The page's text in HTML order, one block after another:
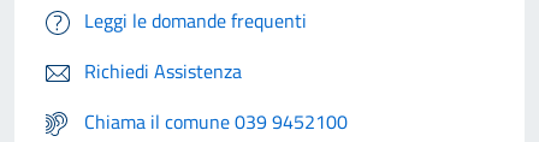
Leggi le domande frequenti
Richiedi Assistenza
Chiama il comune 039 9452100